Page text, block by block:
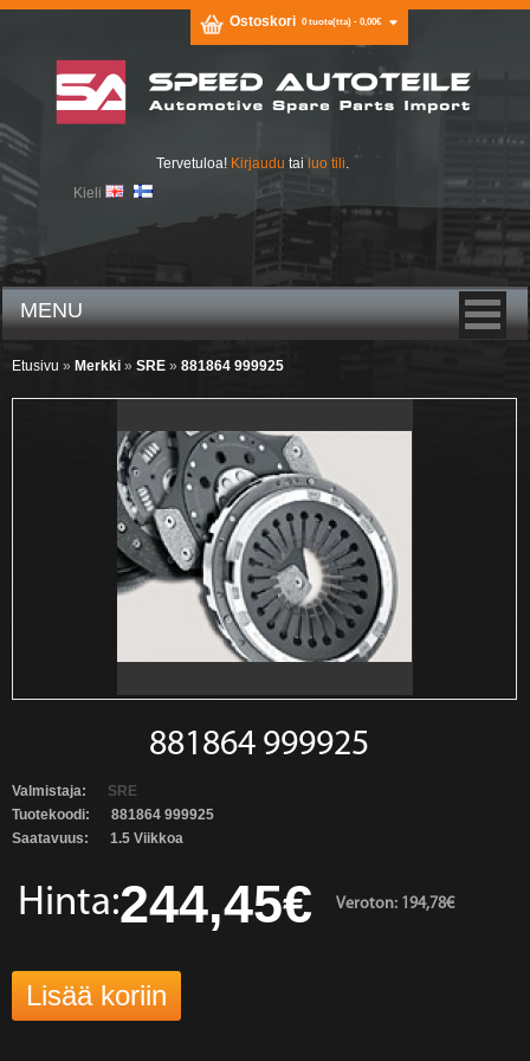
Ostoskori 0 tuote(tta) - 0,00€
Tervetuloa! Kirjaudu tai luo tili.
Kieli
MENU
Etusivu » Merkki »SRE »881864 999925
881864 999925
Valmistaja:
SRE
Tuotekoodi:
881864 999925
Saatavuus:
1.5 Viikkoa
Hinta:244,45€ Veroton: 194,78€